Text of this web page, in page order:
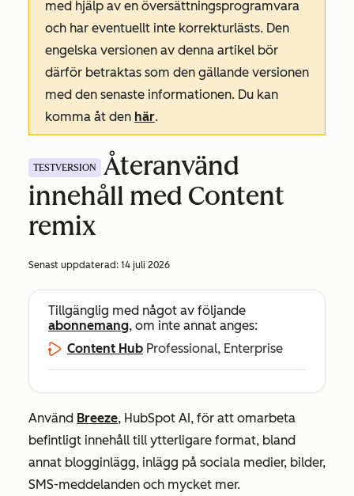
med hjälp av en översättningsprogramvara
och har eventuellt inte korrekturlästs. Den
engelska versionen av denna artikel bör
därför betraktas som den gällande versionen
med den senaste informationen. Du kan
komma åt den här.
TESTVERSION
Återanvänd
innehåll med Content
remix
Senast uppdaterad: 14 juli 2026
Tillgänglig med något av följande
abonnemang, om inte annat anges:
Content Hub Professional, Enterprise
Använd Breeze, HubSpot AI, för att omarbeta
befintligt innehåll till ytterligare format, bland
annat blogginlägg, inlägg på sociala medier, bilder,
SMS-meddelanden och mycket mer.